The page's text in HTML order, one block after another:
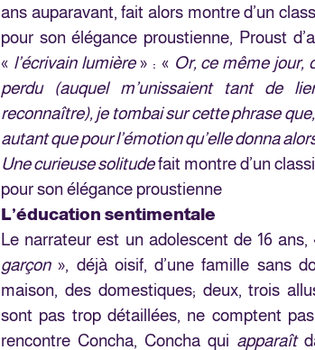
ans auparavant, fait alors montre d’un
pour son élégance proustienne, Proust
« l’écrivain lumière» : « Or, ce même jour,
perdu (auquel m’unissaient tant de
reconnaître), je tombai sur cette phrase
autant que pour l’émotion qu’elle donna
Une curieuse solitudefait montre d’un
pour son élégance proustienne
L’éducation sentimentale
Le narrateur est un adolescent de 16 ans,
garçon», déjà oisif, d’une famille sans
maison, des domestiques; deux, trois
sont pas trop détaillées, ne comptent
rencontre Concha, Concha qui apparaît